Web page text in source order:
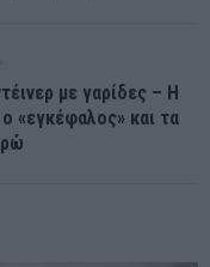
με γαρίδες – Η
«εγκέφαλος» και τα